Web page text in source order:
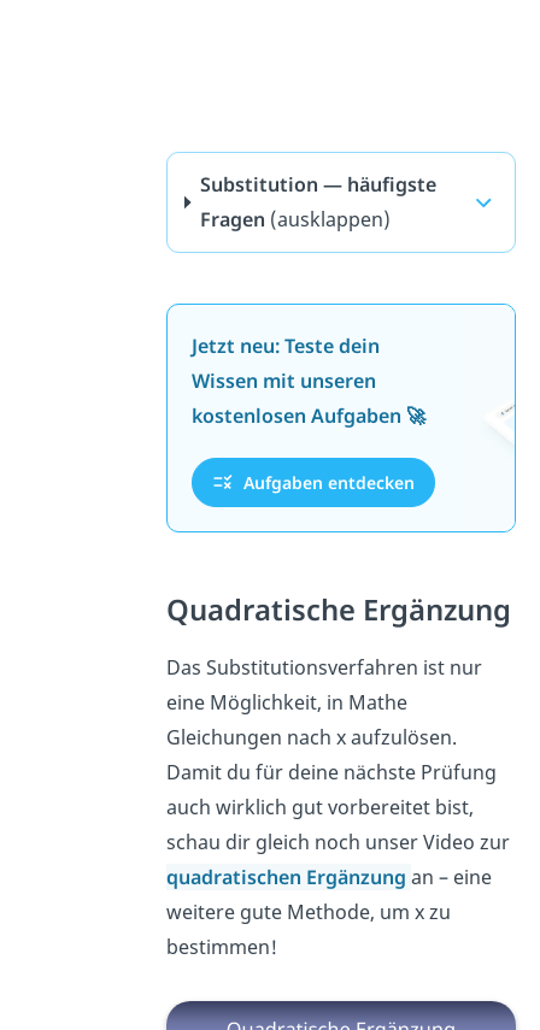
Substitution — häufigste
Fragen (ausklappen)
Jetzt neu: Teste dein
Wissen mit unseren
kostenlosen Aufgaben 🚀
Aufgaben entdecken
Quadratische Ergänzung
Das Substitutionsverfahren ist nur
eine Möglichkeit, in Mathe
Gleichungen nach x aufzulösen.
Damit du für deine nächste Prüfung
auch wirklich gut vorbereitet bist,
schau dir gleich noch unser Video zur
quadratischen Ergänzungan – eine
weitere gute Methode, um x zu
bestimmen!